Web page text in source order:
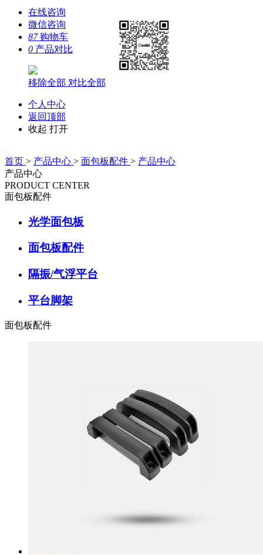
在线咨询
微信咨询
87购物车
0 产品对比
移除全部 对比全部
个人中心
返回顶部
收起 打开
首页 > 产品中心 > 面包板配件 > 产品中心
产品中心
PRODUCT CENTER
面包板配件
光学面包板
面包板配件
隔振/气浮平台
平台脚架
面包板配件